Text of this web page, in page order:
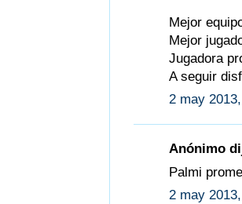
Mejor
Mejor
Jugadora
A seguir
2 may
Anónimo
Palmi
2 may